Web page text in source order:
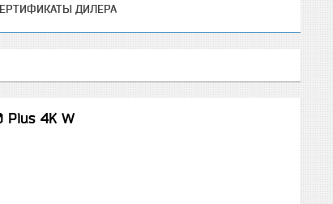
ДИЛЕРА
Plus 4K W